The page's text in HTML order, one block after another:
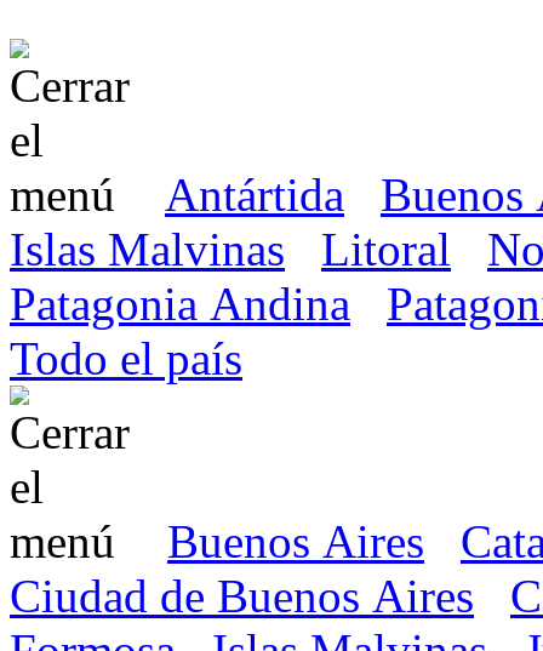
Antártida
Buenos
Islas Malvinas
Litoral
Patagonia Andina
Todo el país
Buenos Aires
Ciudad de Buenos Aires